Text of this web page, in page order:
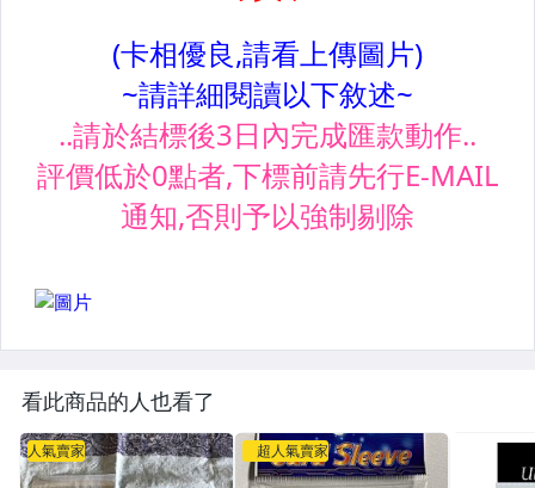
看此商品的人也看了
人氣賣家 超人氣賣家